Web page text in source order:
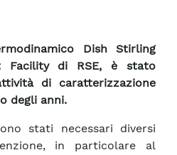
Dish Stirling
Facility di RSE, è stato
di caratterizzazione
degli anni.
stati necessari diversi
in particolare al